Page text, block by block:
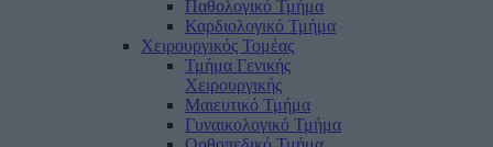
Παθολογικό Τμήμα
Καρδιολογικό Τμήμα
Χειρουργικός Τομέας
Τμήμα Γενικής
Χειρουργικής
Μαιευτικό Τμήμα
Γυναικολογικό Τμήμα